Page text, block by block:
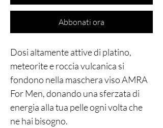
Abbonati ora
Dosi altamente attive di platino,
meteorite e roccia vulcanica si
fondono nella maschera viso AMRA
For Men, donando una sferzata di
energia alla tua pelle ogni volta che
ne hai bisogno.